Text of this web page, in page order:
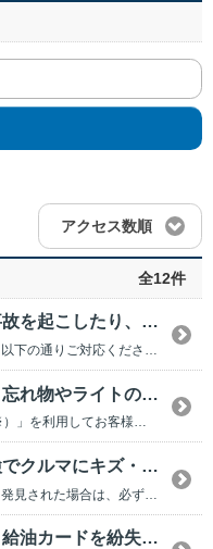
アクセス数順
全12件
aoi dカーシェア利用中に交通事故を起こしたり、クルマにキズをつけた場合はどうすればいいですか？
交通事故やクルマにキズをつけた場合は、以下の通りご対応ください。 ※発生場所や事故の大小、相...
aoi dカーシェアの車両返却後、忘れ物やライトの消し忘れに気づきました。どうすればいいですか？
返却後20分以内であれば「忘れ物解錠（※）」を利用してお客様ご自身での解錠が可能です。 ※d...
aoi dカーシェアの出発前の点検でクルマにキズ・凹みを発見した。どうすればいいですか？
aoi dカーシェアの定期駐車券、給油カードを紛失または損傷してしまった。どうすればいいですか？